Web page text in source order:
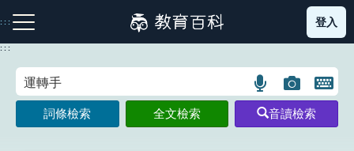
到
主
:::
注音索引圖示 筆畫索引圖示 部首索引表圖示
登入
:::
語
言
搜
圖
片
搜
開
鍵
詞條檢索 全文檢索 音讀檢索